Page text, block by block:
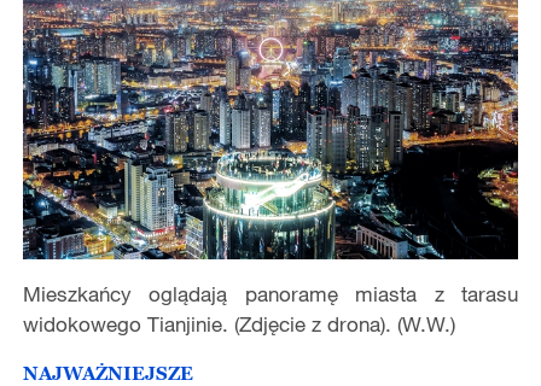
Mieszkańcy oglądają panoramę miasta z tarasu
widokowego Tianjinie. (Zdjęcie z drona). (W.W.)
NAJWAŻNIEJSZE